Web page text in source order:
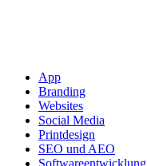
App
Branding
Websites
Social Media
Printdesign
SEO und AEO